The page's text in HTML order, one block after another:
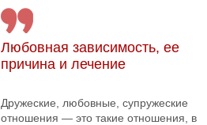
Любовная зависимость, ее
причина и лечение
Дружеские, любовные, супружеские
отношения — это такие отношения, в